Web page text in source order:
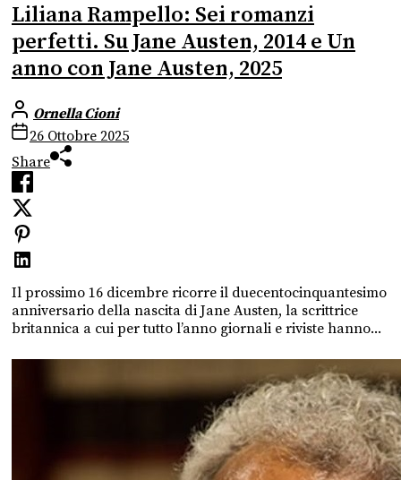
Liliana Rampello: Sei romanzi
perfetti. Su Jane Austen, 2014 e Un
anno con Jane Austen, 2025
Ornella Cioni
26 Ottobre 2025
Share
Il prossimo 16 dicembre ricorre il duecentocinquantesimo
anniversario della nascita di Jane Austen, la scrittrice
britannica a cui per tutto l’anno giornali e riviste hanno...